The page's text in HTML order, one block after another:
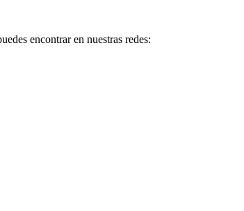
encontrar en nuestras redes: